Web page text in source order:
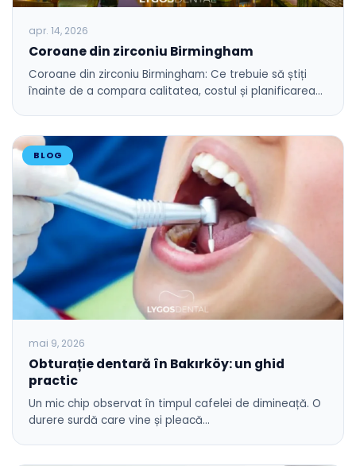
apr. 14, 2026
Coroane din zirconiu Birmingham
Coroane din zirconiu Birmingham: Ce trebuie să știți
înainte de a compara calitatea, costul și planificarea…
BLOG
mai 9, 2026
Obturație dentară în Bakırköy: un ghid
practic
Un mic chip observat în timpul cafelei de dimineață. O
durere surdă care vine și pleacă…